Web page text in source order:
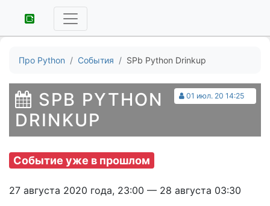
Про Python События SPb Python Drinkup
01 июл. 20 14:25
SPB PYTHON
DRINKUP
Событие уже в прошлом
27 августа 2020 года, 23:00 — 28 августа 03:30